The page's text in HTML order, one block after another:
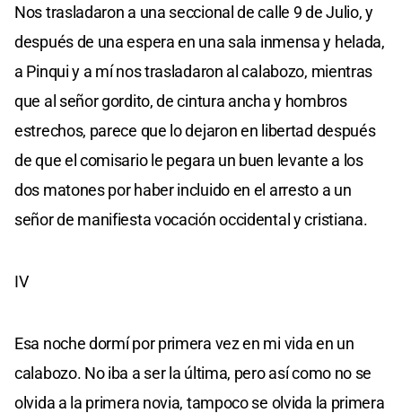
Nos trasladaron a una seccional de calle 9 de Julio, y
después de una espera en una sala inmensa y helada,
a Pinqui y a mí nos trasladaron al calabozo, mientras
que al señor gordito, de cintura ancha y hombros
estrechos, parece que lo dejaron en libertad después
de que el comisario le pegara un buen levante a los
dos matones por haber incluido en el arresto a un
señor de manifiesta vocación occidental y cristiana.
IV
Esa noche dormí por primera vez en mi vida en un
calabozo. No iba a ser la última, pero así como no se
olvida a la primera novia, tampoco se olvida la primera